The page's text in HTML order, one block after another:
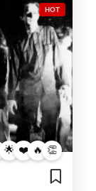
HOT
🌟 ❤️ 🔥 👏